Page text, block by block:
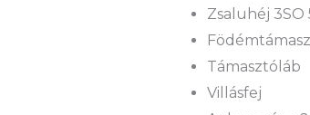
Zsaluhéj 3SO
Támasztóláb
Villásfej